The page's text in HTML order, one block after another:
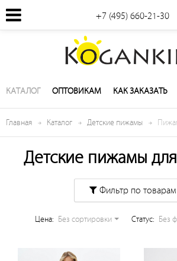
+7 (495) 660-21-30
КАТАЛОГ ОПТОВИКАМ КАК ЗАКАЗАТЬ
Главная Каталог Детские пижамы
Детские пижамы
Фильтр по товарам
Цена: Без сортировки Cтатус: Без